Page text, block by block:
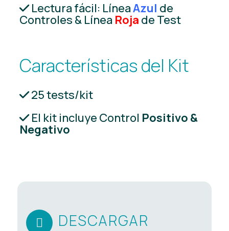
Lectura fácil: LíneaAzul de
Controles & Línea Roja de Test
Características del Kit
25 tests/kit
El kit incluye Control Positivo &
Negativo
 DESCARGAR